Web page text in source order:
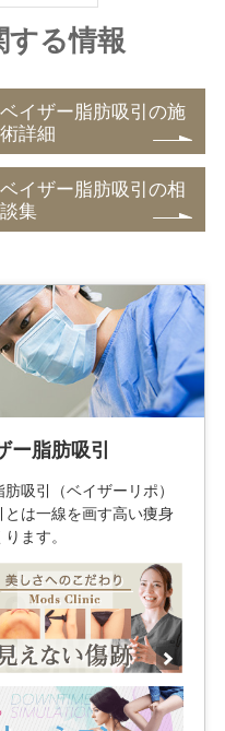
する情報
ベイザー脂肪吸引の施
術詳細
ベイザー脂肪吸引の相
談集
ー脂肪吸引
吸引（ベイザーリポ）
は一線を画す高い痩身
ます。